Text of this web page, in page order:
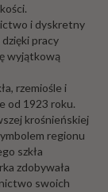
i dyskretny
pracy
wyjątkową
rzemiośle i
od 1923 roku.
krośnieńskiej
regionu
szkła
zdobywała
swoich